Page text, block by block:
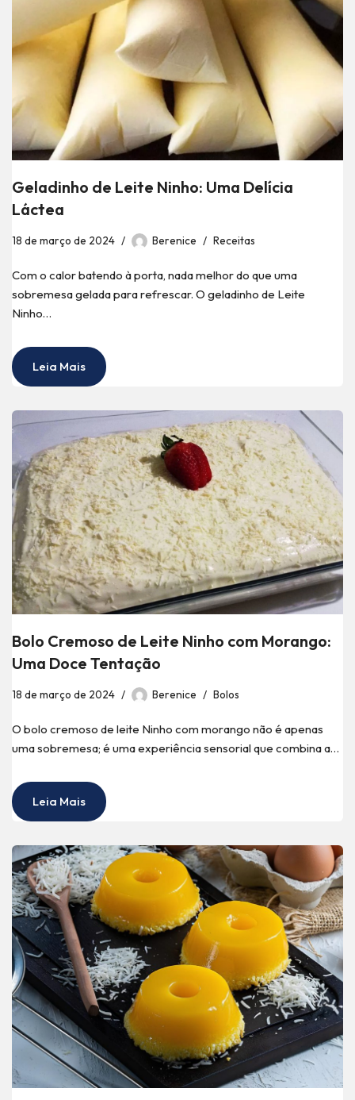
Geladinho de Leite Ninho: Uma Delícia
Láctea
18 de março de 2024 Berenice Receitas
Com o calor batendo à porta, nada melhor do que uma
sobremesa gelada para refrescar. O geladinho de Leite
Ninho…
Leia Mais
Bolo Cremoso de Leite Ninho com Morango:
Uma Doce Tentação
18 de março de 2024 Berenice Bolos
O bolo cremoso de leite Ninho com morango não é apenas
uma sobremesa; é uma experiência sensorial que combina a…
Leia Mais